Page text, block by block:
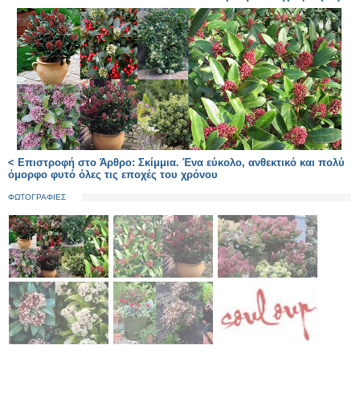
< Επιστροφή στο Άρθρο: Σκίμμια. Ένα εύκολο, ανθεκτικό και πολύ
όμορφο φυτό όλες τις εποχές του χρόνου
ΦΩΤΟΓΡΑΦΙΕΣ